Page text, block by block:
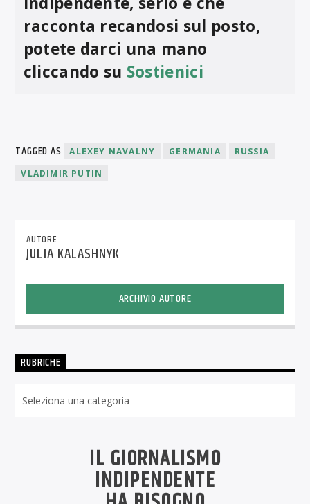
racconta recandosi sul posto,
potete darci una mano
cliccando su Sostienici
TAGGED AS ALEXEY NAVALNY GERMANIA
RUSSIA
VLADIMIR PUTIN
AUTORE
JULIA KALASHNYK
ARCHIVIO AUTORE
RUBRICHE
IL GIORNALISMO
INDIPENDENTE